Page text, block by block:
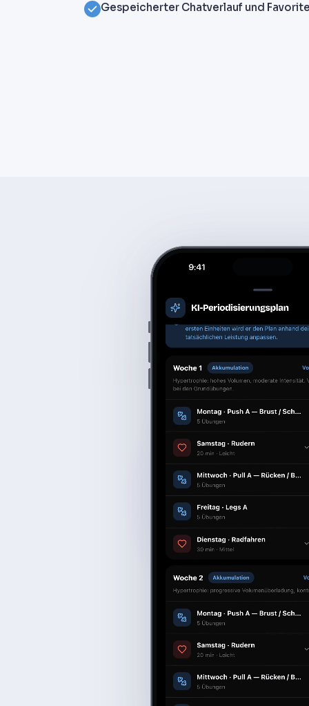
Gespeicherter Chatverlauf und